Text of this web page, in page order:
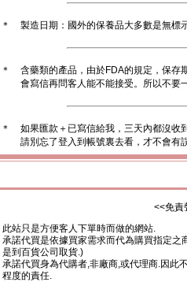
＊ 製造日期：國外的保養品大多數是無標
＊
含藥類的產品，由於FDA的規定，保存
會寫信再問客人能不能接受。所以不要
＊
如果匯款＋已寫信給我，三天內都沒收
請別忘了登入到帳號裏去看，才不會有
<<免責
此站只是方便客人下單時而做的網站.
承諾代買是依據買家需求而代為購買指定之
是到百貨公司取貨.)
承諾代買身為代購者,非廠商,或代理商.因此
程度的責任.